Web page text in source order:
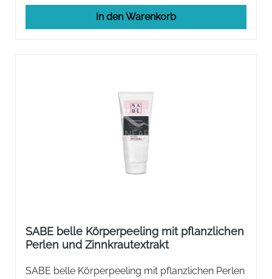
In den Warenkorb
SABE belle Körperpeeling mit pflanzlichen
Perlen und Zinnkrautextrakt
SABE belle Körperpeeling mit pflanzlichen Perlen